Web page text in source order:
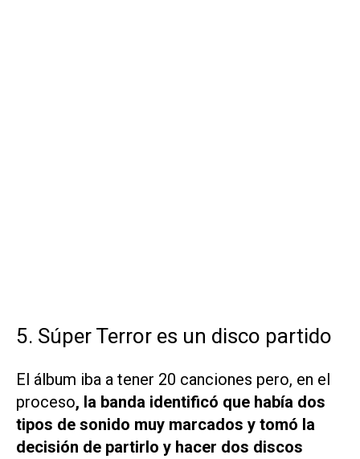
5. Súper Terror es un disco partido
El álbum iba a tener 20 canciones pero, en el
proceso, la banda identificó que había dos
tipos de sonido muy marcados y tomó la
decisión de partirlo y hacer dos discos